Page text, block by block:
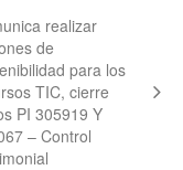
realizar
de
para los
TIC, cierre
PI 305919 Y
– Control